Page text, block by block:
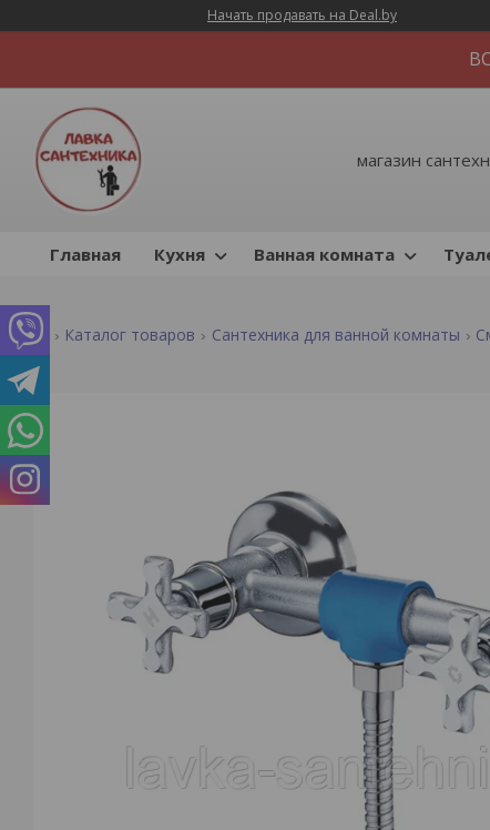
Начать продавать на Deal.by
магазин
Главная Кухня Ванная комната
Каталог товаров Сантехника для ванной комнаты